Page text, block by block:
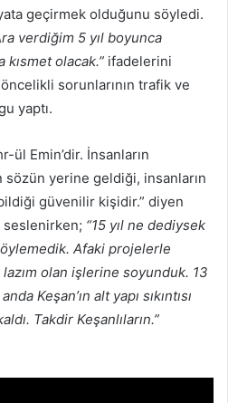
geçirmek olduğunu söyledi.
verdiğim 5 yıl boyunca
olacak.” ifadelerini
öncelikli sorunlarının trafik ve
yaptı.
ül Emin’dir. İnsanların
sözün yerine geldiği, insanların
güvenilir kişidir.” diyen
seslenirken; “15 yıl ne dediysek
Afaki projelerle
lazım olan işlerine soyunduk. 13
Keşan’ın alt yapı sıkıntısı
Takdir Keşanlıların.”